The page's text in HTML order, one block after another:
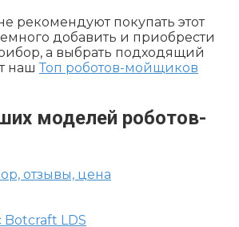
рекомендуют покупать этот
добавить и приобрести
а выбрать подходящий
наш Топ роботов-мойщиков
моделей роботов-